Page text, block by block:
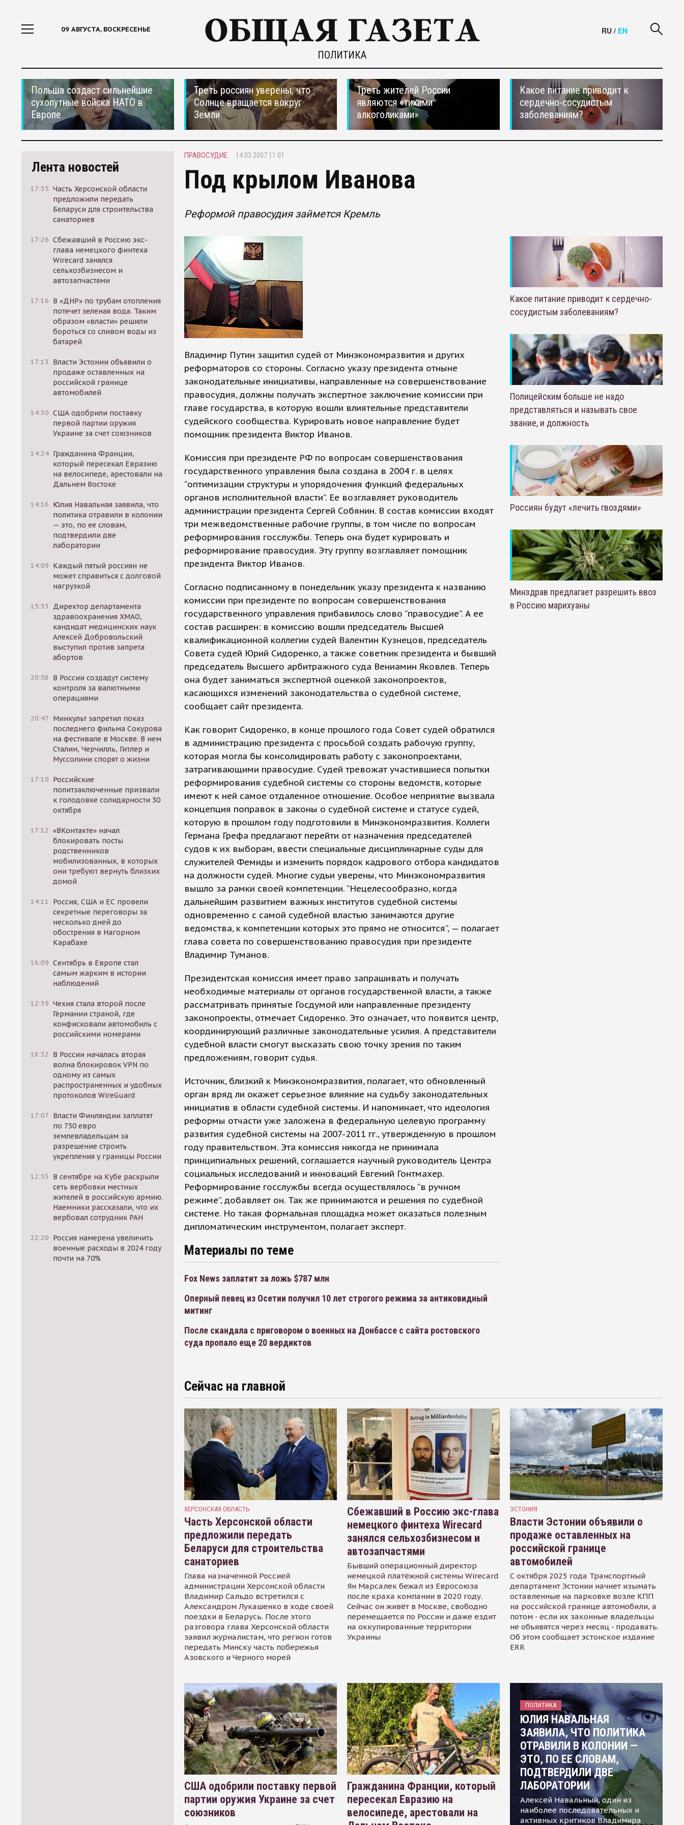
09 АВГУСТА, ВОСКРЕСЕНЬЕ
ПОЛИТИКА
RU / EN
Польша создаст сильнейшие
сухопутные войска НАТО в
Европе
Треть россиян уверены, что
Солнце вращается вокруг
Земли
Треть жителей России
являются «тихими
алкоголиками»
Какое питание приводит к
сердечно-сосудистым
заболеваниям?
Лента новостей
17:35 Часть Херсонской области
предложили передать
Беларуси для строительства
санаториев
17:26 Сбежавший в Россию экс-
глава немецкого финтеха
Wirecard занялся
сельхозбизнесом и
автозапчастями
17:16 В «ДНР» по трубам отопления
потечет зеленая вода. Таким
образом «власти» решили
бороться со сливом воды из
батарей
17:13
Власти Эстонии объявили о
продаже оставленных на
российской границе
автомобилей
14:30 США одобрили поставку
первой партии оружия
Украине за счет союзников
14:24 Гражданина Франции,
который пересекал Евразию
на велосипеде, арестовали на
Дальнем Востоке
14:16 Юлия Навальная заявила, что
политика отравили в колонии
— это, по ее словам,
подтвердили две
лаборатории
14:09 Каждый пятый россиян не
может справиться с долговой
нагрузкой
15:33
Директор департамента
здравоохранения ХМАО,
кандидат медицинских наук
Алексей Добровольский
выступил против запрета
абортов
20:58
В России создадут систему
контроля за валютными
операциями
20:47 Минкульт запретил показ
последнего фильма Сокурова
на фестивале в Москве. В нем
Сталин, Черчилль, Гитлер и
Муссолини спорят о жизни
17:10 Российские
политзаключенные призвали
к голодовке солидарности 30
октября
17:12 «ВКонтакте» начал
блокировать посты
родственников
мобилизованных, в которых
они требуют вернуть близких
домой
14:11
Россия, США и ЕС провели
секретные переговоры за
несколько дней до
обострения в Нагорном
Карабахе
16:09 Сентябрь в Европе стал
самым жарким в истории
наблюдений
12:39 Чехия стала второй после
Германии страной, где
конфисковали автомобиль с
российскими номерами
18:32
В России началась вторая
волна блокировок VPN по
одному из самых
распространенных и удобных
протоколов WireGuard
17:07 Власти Финляндии заплатят
по 750 евро
землевладельцам за
разрешение строить
укрепления у границы России
12:53
В сентябре на Кубе раскрыли
сеть вербовки местных
жителей в российскую армию.
Наемники рассказали, что их
вербовал сотрудник РАН
22:20 Россия намерена увеличить
военные расходы в 2024 году
почти на 70%
ПРАВОСУДИЕ 14.03.2007 11:01
Под крылом Иванова
Реформой правосудия займется Кремль
Владимир Путин защитил судей от Минэкономразвития и других
реформаторов со стороны. Согласно указу президента отныне
законодательные инициативы, направленные на совершенствование
правосудия, должны получать экспертное заключение комиссии при
главе государства, в которую вошли влиятельные представители
судейского сообщества. Курировать новое направление будет
помощник президента Виктор Иванов.
Комиссия при президенте РФ по вопросам совершенствования
государственного управления была создана в 2004 г. в целях
“оптимизации структуры и упорядочения функций федеральных
органов исполнительной власти”. Ее возглавляет руководитель
администрации президента Сергей Собянин. В состав комиссии входят
три межведомственные рабочие группы, в том числе по вопросам
реформирования госслужбы. Теперь она будет курировать и
реформирование правосудия. Эту группу возглавляет помощник
президента Виктор Иванов.
Согласно подписанному в понедельник указу президента к названию
комиссии при президенте по вопросам совершенствования
государственного управления прибавилось слово “правосудие”. А ее
состав расширен: в комиссию вошли председатель Высшей
квалификационной коллегии судей Валентин Кузнецов, председатель
Совета судей Юрий Сидоренко, а также советник президента и бывший
председатель Высшего арбитражного суда Вениамин Яковлев. Теперь
она будет заниматься экспертной оценкой законопроектов,
касающихся изменений законодательства о судебной системе,
сообщает сайт президента.
Как говорит Сидоренко, в конце прошлого года Совет судей обратился
в администрацию президента с просьбой создать рабочую группу,
которая могла бы консолидировать работу с законопроектами,
затрагивающими правосудие. Судей тревожат участившиеся попытки
реформирования судебной системы со стороны ведомств, которые
имеют к ней самое отдаленное отношение. Особое неприятие вызвала
концепция поправок в законы о судебной системе и статусе судей,
которую в прошлом году подготовили в Минэкономразвития. Коллеги
Германа Грефа предлагают перейти от назначения председателей
судов к их выборам, ввести специальные дисциплинарные суды для
служителей Фемиды и изменить порядок кадрового отбора кандидатов
на должности судей. Многие судьи уверены, что Минэкономразвития
вышло за рамки своей компетенции. “Нецелесообразно, когда
дальнейшим развитием важных институтов судебной системы
одновременно с самой судебной властью занимаются другие
ведомства, к компетенции которых это прямо не относится”, — полагает
глава совета по совершенствованию правосудия при президенте
Владимир Туманов.
Президентская комиссия имеет право запрашивать и получать
необходимые материалы от органов государственной власти, а также
рассматривать принятые Госдумой или направленные президенту
законопроекты, отмечает Сидоренко. Это означает, что появится центр,
координирующий различные законодательные усилия. А представители
судебной власти смогут высказать свою точку зрения по таким
предложениям, говорит судья.
Источник, близкий к Минэкономразвития, полагает, что обновленный
орган вряд ли окажет серьезное влияние на судьбу законодательных
инициатив в области судебной системы. И напоминает, что идеология
реформы отчасти уже заложена в федеральную целевую программу
развития судебной системы на 2007-2011 гг., утвержденную в прошлом
году правительством. Эта комиссия никогда не принимала
принципиальных решений, соглашается научный руководитель Центра
социальных исследований и инноваций Евгений Гонтмахер.
Реформирование госслужбы всегда осуществлялось “в ручном
режиме”, добавляет он. Так же принимаются и решения по судебной
системе. Но такая формальная площадка может оказаться полезным
дипломатическим инструментом, полагает эксперт.
Материалы по теме
Fox News заплатит за ложь $787 млн
Оперный певец из Осетии получил 10 лет строгого режима за антиковидный
митинг
После скандала с приговором о военных на Донбассе с сайта ростовского
суда пропало еще 20 вердиктов
Какое питание приводит к сердечно-
сосудистым заболеваниям?
Полицейским больше не надо
представляться и называть свое
звание, и должность
Россиян будут «лечить гвоздями»
Минздрав предлагает разрешить ввоз
в Россию марихуаны
Сейчас на главной
ХЕРСОНСКАЯ ОБЛАСТЬ
Часть Херсонской области
предложили передать
Беларуси для строительства
санаториев
Глава назначенной Россией
администрации Херсонской области
Владимир Сальдо встретился с
Александром Лукашенко в ходе своей
поездки в Беларусь. После этого
разговора глава Херсонской области
заявил журналистам, что регион готов
передать Минску часть побережья
Азовского и Черного морей
Сбежавший в Россию экс-глава
немецкого финтеха Wirecard
занялся сельхозбизнесом и
автозапчастями
Бывший операционный директор
немецкой платёжной системы Wirecard
Ян Марсалек бежал из Евросоюза
после краха компании в 2020 году.
Сейчас он живёт в Москве, свободно
перемещается по России и даже ездит
на оккупированные территории
Украины
ЭСТОНИЯ
Власти Эстонии объявили о
продаже оставленных на
российской границе
автомобилей
С октября 2025 года Транспортный
департамент Эстонии начнет изымать
оставленные на парковке возле КПП
на российской границе автомобили, а
потом - если их законные владельцы
не объявятся через месяц - продавать.
Об этом сообщает эстонское издание
ERR
США одобрили поставку первой
партии оружия Украине за счет
союзников
Гражданина Франции, который
пересекал Евразию на
велосипеде, арестовали на
ПОЛИТИКА
ЮЛИЯ НАВАЛЬНАЯ
ЗАЯВИЛА, ЧТО ПОЛИТИКА
ОТРАВИЛИ В КОЛОНИИ —
ЭТО, ПО ЕЕ СЛОВАМ,
ПОДТВЕРДИЛИ ДВЕ
ЛАБОРАТОРИИ
Алексей Навальный, один из
наиболее последовательных и
активных критиков Владимира